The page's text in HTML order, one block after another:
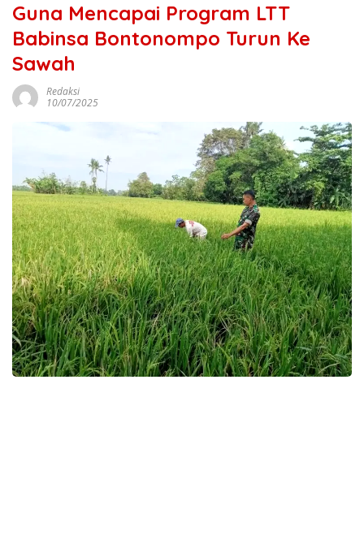
Guna Mencapai Program LTT
Babinsa Bontonompo Turun Ke
Sawah
Redaksi
10/07/2025